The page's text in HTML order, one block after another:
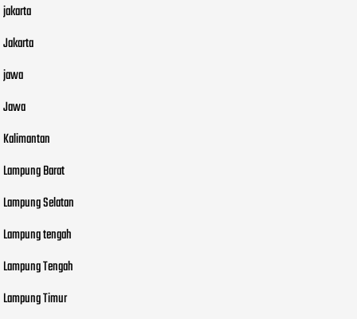
jakarta
Jakarta
jawa
Jawa
Kalimantan
Lampung Barat
Lampung Selatan
Lampung tengah
Lampung Tengah
Lampung Timur